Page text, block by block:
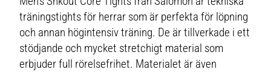
träningstights för herrar som är perfekta för löpning
och annan högintensiv träning. De är tillverkade i ett
stödjande och mycket stretchigt material som
erbjuder full rörelsefrihet. Materialet är även